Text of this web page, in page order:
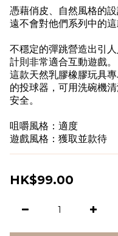
憑藉俏皮、自然風格的
遠不會對他們系列中的
不穩定的彈跳營造出引
計則非常適合互動遊戲。
這款天然乳膠橡膠玩具
的投球器，可用洗碗機
安全。
咀嚼風格：適度
遊戲風格：獲取並款待
HK$99.00